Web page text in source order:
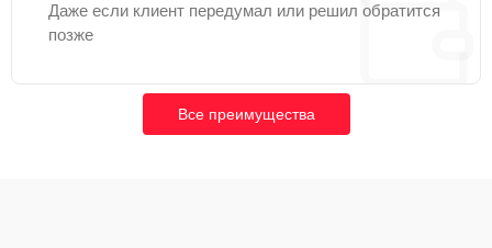
Даже если клиент передумал или решил обратится
позже
Все преимущества